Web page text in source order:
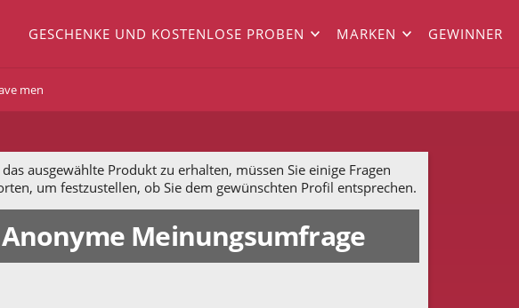
GESCHENKE UND KOSTENLOSE PROBEN MARKEN GEWINNER
men
Anonyme Meinungsumfrage
ausgewählte Produkt zu erhalten, müssen Sie einige Fragen
um festzustellen, ob Sie dem gewünschten Profil entsprechen.